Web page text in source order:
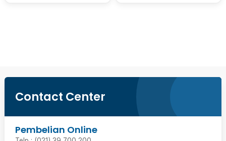
Contact Center
Pembelian Online